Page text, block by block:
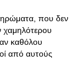
που δεν
χαμηλότερου
καθόλου
από αυτούς